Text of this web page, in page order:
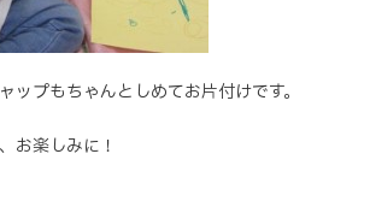
ップもちゃんとしめてお片付けです。
お楽しみに！